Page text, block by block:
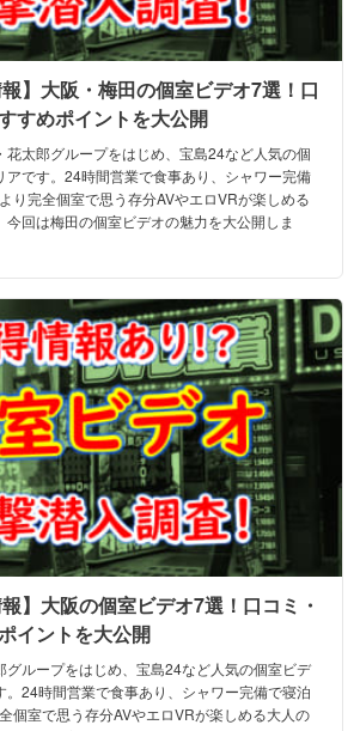
報】大阪・梅田の個室ビデオ7選！口
すめポイントを大公開
花太郎グループをはじめ、宝島24など人気の個
アです。24時間営業で食事あり、シャワー完備
り完全個室で思う存分AVやエロVRが楽しめる
今回は梅田の個室ビデオの魅力を大公開しま
報】大阪の個室ビデオ7選！口コミ・
イントを大公開
グループをはじめ、宝島24など人気の個室ビデ
。24時間営業で食事あり、シャワー完備で寝泊
個室で思う存分AVやエロVRが楽しめる大人の